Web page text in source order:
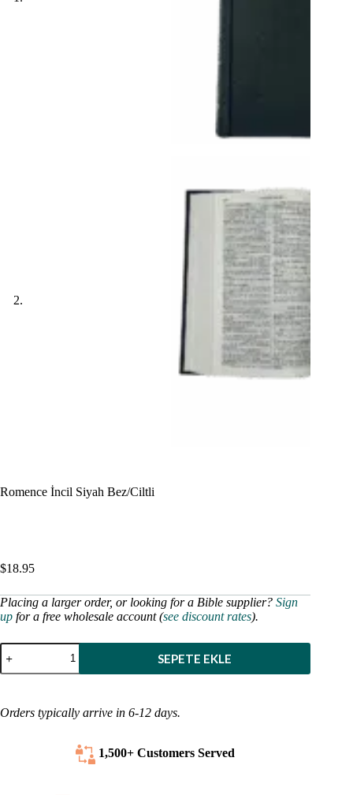
Romence İncil Siyah Bez/Ciltli
$18.95
Placing a larger order, or looking for a Bible supplier? Sign
up for a free wholesale account (see discount rates).
Romence
İncil
Siyah
SEPETE EKLE
Orders typically arrive in 6-12 days.
1,500+ Customers Served